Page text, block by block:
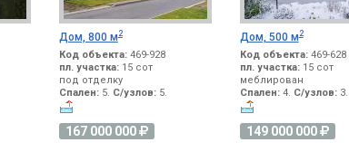
Дом, 800 м2
Код объекта:469-928
пл. участка:15 сот
под отделку
Спален:5. С/узлов:5.
167 000 000
Дом, 500 м2
Код объекта:469-628
пл. участка:15 сот
меблирован
Спален:4. С/узлов:3.
149 000 000